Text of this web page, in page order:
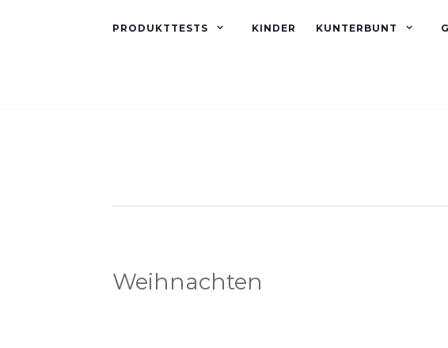
PRODUKTTESTS KINDER KUNTERBUNT
Weihnachten